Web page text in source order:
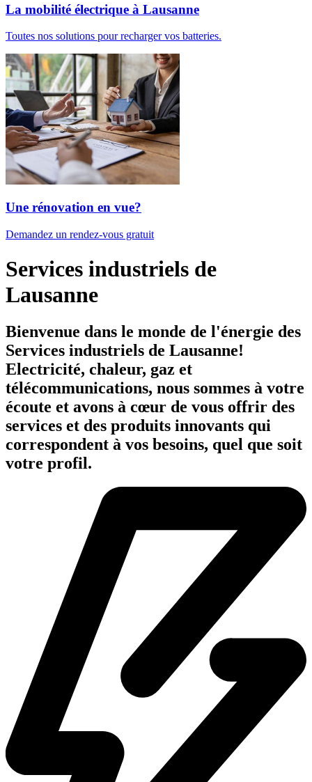
La mobilité électrique à Lausanne
Toutes nos solutions pour recharger vos batteries.
Une rénovation en vue?
Demandez un rendez-vous gratuit
Services industriels de
Lausanne
Bienvenue dans le monde de l'énergie des
Services industriels de Lausanne!
Electricité, chaleur, gaz et
télécommunications, nous sommes à votre
écoute et avons à cœur de vous offrir des
services et des produits innovants qui
correspondent à vos besoins, quel que soit
votre profil.